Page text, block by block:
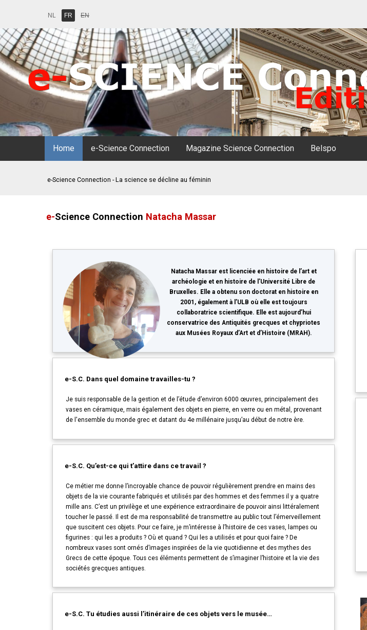
NL FR EN
Home e-Science Connection Magazine Science Connection Belspo
e-Science Connection - La science se décline au féminin
e-Science Connection Natacha Massar
Natacha Massar est licenciée en histoire de l’art et
archéologie et en histoire de l’Université Libre de
Bruxelles. Elle a obtenu son doctorat en histoire en
2001, également à l’ULB où elle est toujours
collaboratrice scientifique. Elle est aujourd’hui
conservatrice des Antiquités grecques et chypriotes
aux Musées Royaux d’Art et d’Histoire (MRAH).
e-S.C. Dans quel domaine travailles-tu ?
Je suis responsable de la gestion et de l’étude d’environ 6000 œuvres, principalement des
vases en céramique, mais également des objets en pierre, en verre ou en métal, provenant
de l'ensemble du monde grec et datant du 4e millénaire jusqu’au début de notre ère.
e-S.C. Qu’est-ce qui t’attire dans ce travail ?
Ce métier me donne l’incroyable chance de pouvoir régulièrement prendre en mains des
objets de la vie courante fabriqués et utilisés par des hommes et des femmes il y a quatre
mille ans. C’est un privilège et une expérience extraordinaire de pouvoir ainsi littéralement
toucher le passé. Il est de ma responsabilité de transmettre au public tout l’émerveillement
que suscitent ces objets. Pour ce faire, je m’intéresse à l’histoire de ces vases, lampes ou
figurines : qui les a produits ? Où et quand ? Qui les a utilisés et pour quoi faire ? De
nombreux vases sont ornés d’images inspirées de la vie quotidienne et des mythes des
Grecs de cette époque. Tous ces éléments permettent de s’imaginer l’histoire et la vie des
sociétés grecques antiques.
e-S.C. Tu étudies aussi l’itinéraire de ces objets vers le musée…